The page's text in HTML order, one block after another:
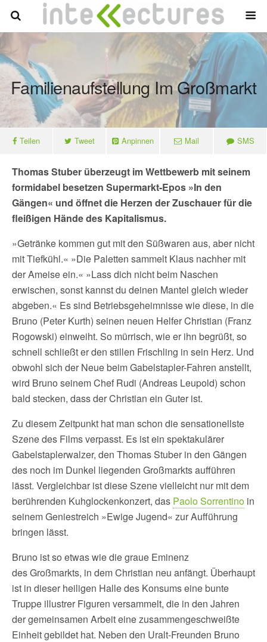
Familienaufstellung Im Großmarkt
Teilen Tweet Anpinnen Mail SMS
Thomas Stuber überzeugt im Wettbewerb mit seinem
formidabel besetzen Supermarkt-Epos »In den
Gängen« und öffnet die Herzen der Zuschauer für die
fleißigen Hände des Kapitalismus.
»Getränke kommen gut mit den Süßwaren aus, aber nicht
mit Tiefkühl.« »Die Paletten sammelt Klaus nachher mit
der Ameise ein.« »Lass dich nicht beim Naschen
erwischen, sonst kannst du deinen Mantel gleich wieder
abgeben.« Es sind Betriebsgeheimnisse wie diese, in die
Bruno (Peter Kurth) seinen neuen Helfer Christian (Franz
Rogowski) einweiht. So mürrisch, wie er ihn begrüßt, so
schnell schließt er den stillen Frischling in sein Herz. Und
obwohl sich der Neue beim Gabelstapler-Fahren anstellt,
wird Bruno seinem Chef Rudi (Andreas Leupold) schon
bald stecken, dass der Christian ein Guter ist.
Zu diesem Zeitpunkt hat man schon die sensationellste
Szene des Films verpasst. Es ist ein spektakulärer
Gabelstaplerwalzer, den Thomas Stuber in den Gängen
des noch im Dunkel liegenden Großmarkts aufführen
lässt. Vergleichbar ist diese Szene vielleicht nur mit dem
berührenden Kuhglockenkonzert, das Paolo Sorrentino in
seinem Geniestreich »Ewige Jugend« zur Aufführung
bringen lässt.
Bruno ist so etwas wie die graue Eminenz
des Großmarkts, in dem Christian neu anfängt. Überhaupt
ist in dieser heiligen Halle des Konsums eine bunte
Truppe illustrer Figuren versammelt, die in den Jahren
der gemeinsamen Arbeit eine zusammengeschweißte
Einheit gebildet hat. Neben den Uralt-Freunden Bruno